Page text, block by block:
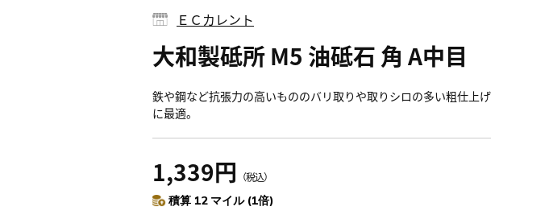
ＥＣカレント
大和製砥所 M5 油砥石 角 A中目
鉄や鋼など抗張力の高いもののバリ取りや取りシロの多い粗仕上げ
に最適。
1,339円 （税込）
積算 12 マイル (1倍)